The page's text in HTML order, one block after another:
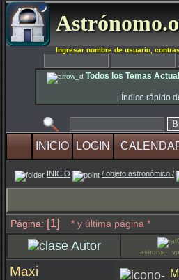
Ingresar nombre de usuario,
Todos los Temas
| Índice rápido
INICIO LOGIN
INICIO / objeto astronómico /
Página: [1] * y última página *
Autor astrons:
Maxi